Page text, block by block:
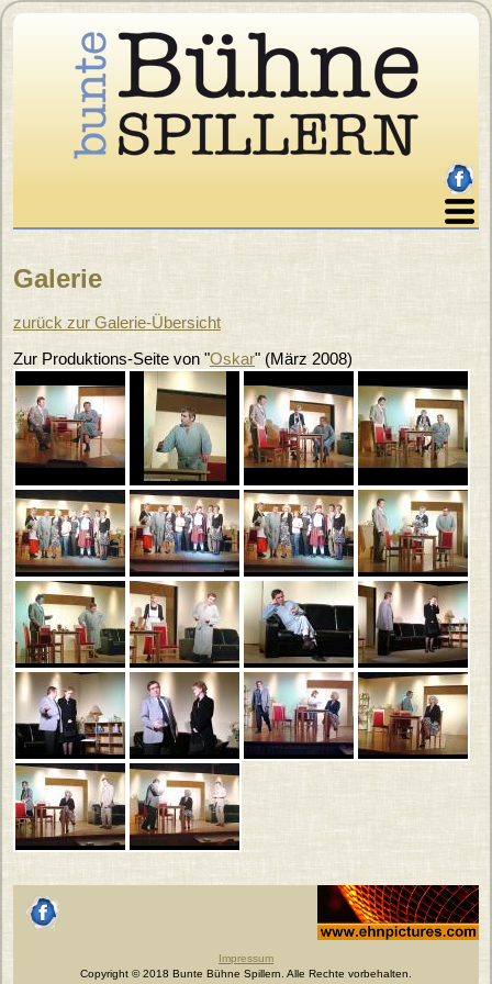
Direkt zum Inhalt
Über uns
Archiv
Galerie
Presse
Impressum
Sie sind hier
Galerie
zurück zur Galerie-Übersicht
Zur Produktions-Seite von "Oskar" (März 2008)
facebook
Impressum
Copyright © 2018 Bunte Bühne Spillern. Alle Rechte vorbehalten.
Johannes Ehn, Fotograf